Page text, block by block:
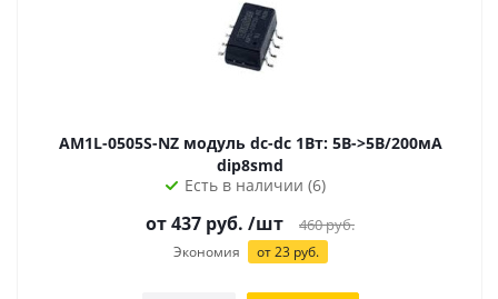
AM1L-0505S-NZ модуль dc-dc 1Вт: 5В->5В/200мА
dip8smd
Есть в наличии (6)
от437 руб. /шт 460руб.
Экономия от23руб.